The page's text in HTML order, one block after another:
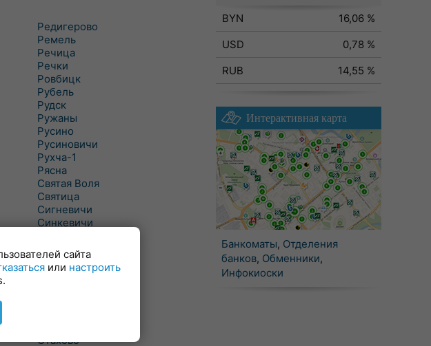
Редигерово
Ремель
Речица
Речки
Ровбицк
Рубель
Рудск
Ружаны
Русино
Русиновичи
Рухча-1
Рясна
Святая Воля
Святица
Сигневичи
Синкевичи
Снитово
Соколово
Сочивки
Стахово
BYN
16,06 %
USD
0,78 %
RUB
14,55 %
Интерактивная карта
Банкоматы, Отделения
банков, Обменники,
Инфокиоски
сайта
или настроить